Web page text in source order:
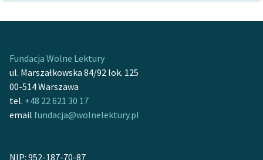
Fundacja Wolne Lektury
ul. Marszałkowska 84/92 lok. 125
00-514 Warszawa
tel. +48 22 621 30 17
email fundacja@wolnelektury.pl
NIP: 952-187-70-87